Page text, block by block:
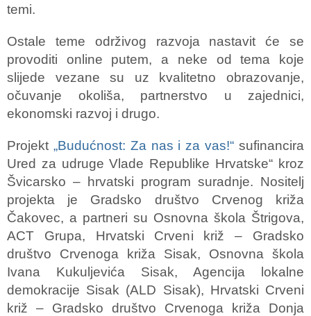
temi.
Ostale teme održivog razvoja nastavit će se
provoditi online putem, a neke od tema koje
slijede vezane su uz kvalitetno obrazovanje,
očuvanje okoliša, partnerstvo u zajednici,
ekonomski razvoj i drugo.
Projekt „Budućnost: Za nas i za vas!“ sufinancira
Ured za udruge Vlade Republike Hrvatske“ kroz
Švicarsko – hrvatski program suradnje. Nositelj
projekta je Gradsko društvo Crvenog križa
Čakovec, a partneri su Osnovna škola Štrigova,
ACT Grupa, Hrvatski Crveni križ – Gradsko
društvo Crvenoga križa Sisak, Osnovna škola
Ivana Kukuljevića Sisak, Agencija lokalne
demokracije Sisak (ALD Sisak), Hrvatski Crveni
križ – Gradsko društvo Crvenoga križa Donja